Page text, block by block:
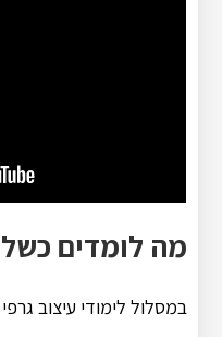
מה לומדים
במסלול לימודי עיצוב